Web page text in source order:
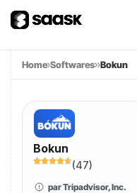
Home Softwares Bokun
Bokun
(47)
par Tripadvisor, Inc.